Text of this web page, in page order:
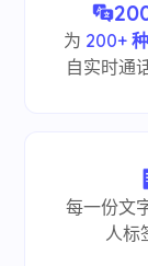
为 200+
自实时通
每一份文
人标